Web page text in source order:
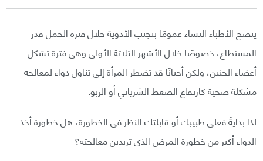
ينصح الأطباء النساء عمومًا بتجنب الأدوية خلال فترة الحمل قدر
المستطاع، خصوصًا خلال الأشهر الثلاثة الأولى وهي فترة تشكل
أعضاء الجنين، ولكن أحيانًا قد تضطر المرأة إلى تناول دواء لمعالجة
مشكلة صحية كارتفاع الضغط الشرياني أو الربو.
لذا بدايةً فعلى طبيبك أو قابلتك النظر في الخطورة، هل خطورة أخذ
الدواء أكبر من خطورة المرض الذي تريدين معالجته؟